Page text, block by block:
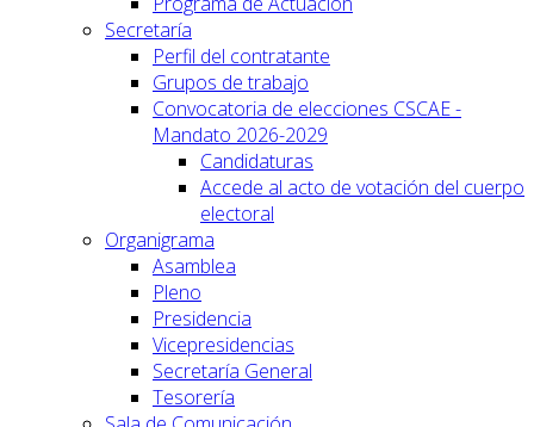
Secretaría
Perfil del contratante
Grupos de trabajo
Convocatoria de elecciones CSCAE -
Mandato 2026-2029
Candidaturas
Accede al acto de votación del cuerpo
electoral
Organigrama
Asamblea
Pleno
Presidencia
Vicepresidencias
Secretaría General
Tesorería